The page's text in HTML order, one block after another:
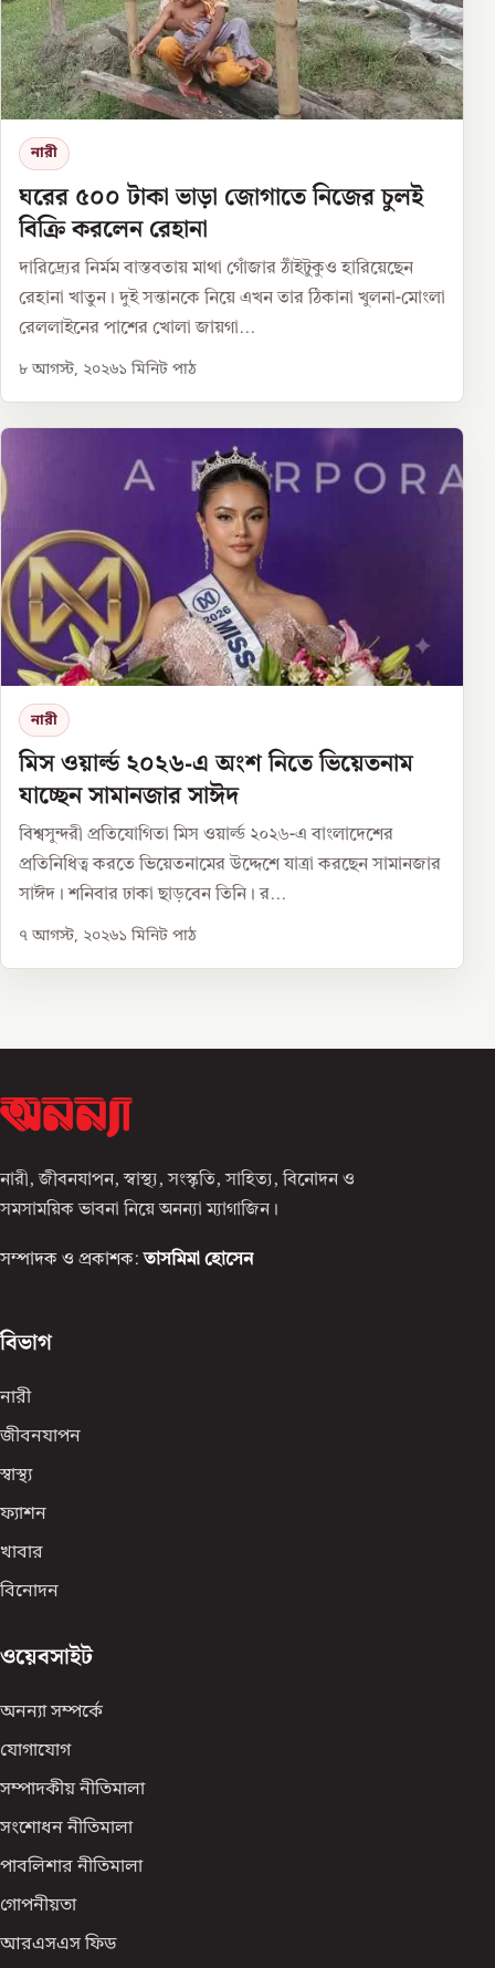
নারী
ঘরের ৫০০ টাকা ভাড়া জোগাতে নিজের চুলই
বিক্রি করলেন রেহানা
দারিদ্র্যের নির্মম বাস্তবতায় মাথা গোঁজার ঠাঁইটুকুও হারিয়েছেন
রেহানা খাতুন। দুই সন্তানকে নিয়ে এখন তার ঠিকানা খুলনা-মোংলা
রেললাইনের পাশের খোলা জায়গা...
৮ আগস্ট, ২০২৬১ মিনিট পাঠ
নারী
মিস ওয়ার্ল্ড ২০২৬-এ অংশ নিতে ভিয়েতনাম
যাচ্ছেন সামানজার সাঈদ
বিশ্বসুন্দরী প্রতিযোগিতা মিস ওয়ার্ল্ড ২০২৬-এ বাংলাদেশের
প্রতিনিধিত্ব করতে ভিয়েতনামের উদ্দেশে যাত্রা করছেন সামানজার
সাঈদ। শনিবার ঢাকা ছাড়বেন তিনি। র...
৭ আগস্ট, ২০২৬১ মিনিট পাঠ
নারী, জীবনযাপন, স্বাস্থ্য, সংস্কৃতি, সাহিত্য, বিনোদন ও
সমসাময়িক ভাবনা নিয়ে অনন্যা ম্যাগাজিন।
সম্পাদক ও প্রকাশক: তাসমিমা হোসেন
বিভাগ
নারী
জীবনযাপন
স্বাস্থ্য
ফ্যাশন
খাবার
বিনোদন
ওয়েবসাইট
অনন্যা সম্পর্কে
যোগাযোগ
সম্পাদকীয় নীতিমালা
সংশোধন নীতিমালা
পাবলিশার নীতিমালা
গোপনীয়তা
আরএসএস ফিড